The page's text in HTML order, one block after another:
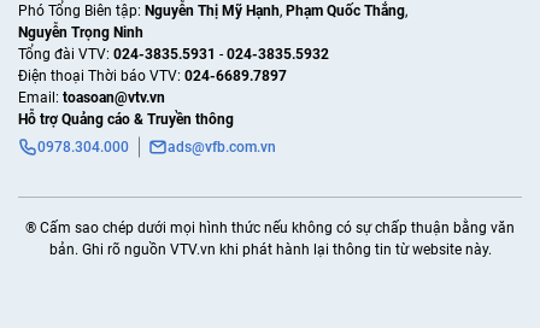
Phó Tổng Biên tập: Nguyễn Thị Mỹ Hạnh, Phạm Quốc Thắng,
Nguyễn Trọng Ninh
Tổng đài VTV: 024-3835.5931 - 024-3835.5932
Ðiện thoại Thời báo VTV: 024-6689.7897
Email: toasoan@vtv.vn
Hỗ trợ Quảng cáo & Truyền thông
0978.304.000
ads@vfb.com.vn
® Cấm sao chép dưới mọi hình thức nếu không có sự chấp thuận bằng văn
bản. Ghi rõ nguồn VTV.vn khi phát hành lại thông tin từ website này.